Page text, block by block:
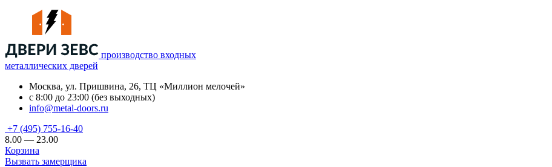
производство входных
металлических дверей
Москва, ул. Пришвина, 26, ТЦ «Миллион мелочей»
с 8:00 до 23:00 (без выходных)
info@metal-doors.ru
+7 (495) 755-16-40
8.00 — 23.00
Корзина
Вызвать замерщика